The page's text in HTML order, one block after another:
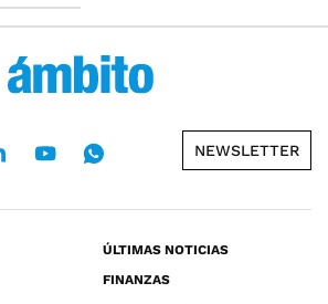
NEWSLETTER
ÚLTIMAS NOTICIAS
FINANZAS